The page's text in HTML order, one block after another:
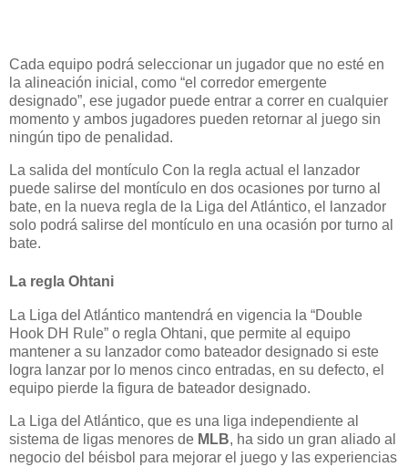
Cada equipo podrá seleccionar un jugador que no esté en
la alineación inicial, como “el corredor emergente
designado”, ese jugador puede entrar a correr en cualquier
momento y ambos jugadores pueden retornar al juego sin
ningún tipo de penalidad.
La salida del montículo Con la regla actual el lanzador
puede salirse del montículo en dos ocasiones por turno al
bate, en la nueva regla de la Liga del Atlántico, el lanzador
solo podrá salirse del montículo en una ocasión por turno al
bate.
La regla Ohtani
La Liga del Atlántico mantendrá en vigencia la “Double
Hook DH Rule” o regla Ohtani, que permite al equipo
mantener a su lanzador como bateador designado si este
logra lanzar por lo menos cinco entradas, en su defecto, el
equipo pierde la figura de bateador designado.
La Liga del Atlántico, que es una liga independiente al
sistema de ligas menores de MLB, ha sido un gran aliado al
negocio del béisbol para mejorar el juego y las experiencias